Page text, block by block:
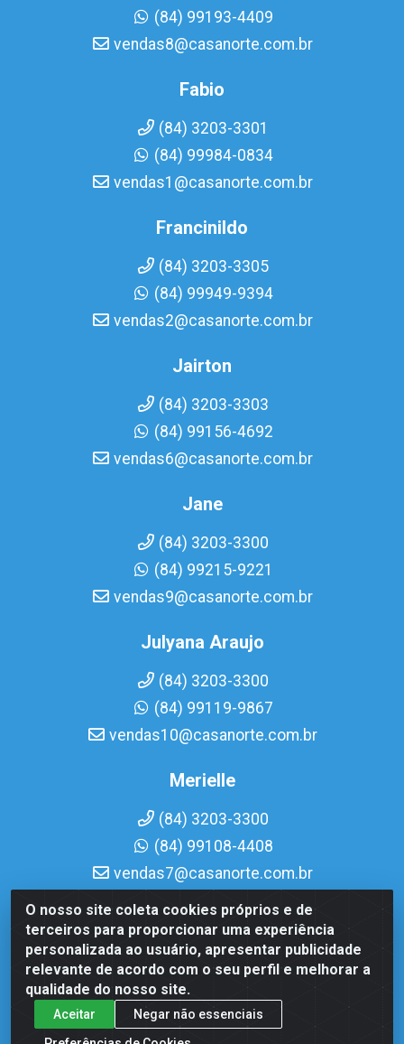
O nosso site coleta cookies próprios e de
terceiros para proporcionar uma experiência
personalizada ao usuário, apresentar publicidade
relevante de acordo com o seu perfil e melhorar a
qualidade do nosso site.
Aceitar
Negar não essenciais
(84) 99193-4409
vendas8@casanorte.com.br
Fabio
(84) 3203-3301
(84) 99984-0834
vendas1@casanorte.com.br
Francinildo
(84) 3203-3305
(84) 99949-9394
vendas2@casanorte.com.br
Jairton
(84) 3203-3303
(84) 99156-4692
vendas6@casanorte.com.br
Jane
(84) 3203-3300
(84) 99215-9221
vendas9@casanorte.com.br
Julyana Araujo
(84) 3203-3300
(84) 99119-9867
vendas10@casanorte.com.br
Merielle
(84) 3203-3300
(84) 99108-4408
vendas7@casanorte.com.br
Casa Norte LTDA - Av. Interventor Mário Câmara, 1815 -
Dix-Sept Rosado, Natal/RN - CEP 59054-600 - CNPJ
08.713.513/0001-51